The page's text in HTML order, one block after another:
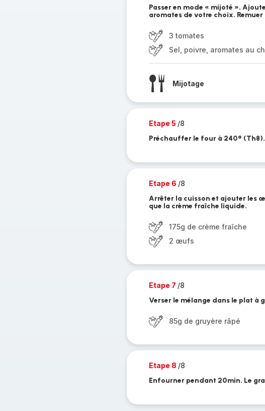
Passer en mode « mijoté ».
aromates de votre choix.
3 tomates
Sel, poivre, aromates au
Mijotage
Etape 5 /8
Préchauffer le four à 240°
Etape 6 /8
Arrêter la cuisson et ajouter les
que la crème fraîche liquide.
175g de crème fraîche
2 œufs
Etape 7 /8
Verser le mélange dans le plat à
85g de gruyère râpé
Etape 8 /8
Enfourner pendant 20min. Le